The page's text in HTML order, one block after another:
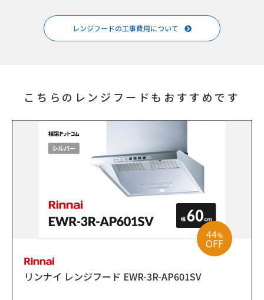
レンジフードの工事費用について
こちらのレンジフードもおすすめです
44%
OFF
リンナイ レンジフード EWR-3R-AP601SV